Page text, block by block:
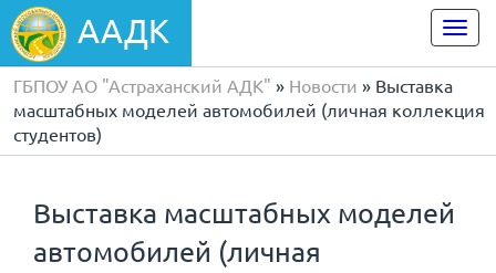
ААДК
ГБПОУ АО "Астраханский АДК" » Новости » Выставка
масштабных моделей автомобилей (личная коллекция
студентов)
Выставка масштабных моделей
автомобилей (личная